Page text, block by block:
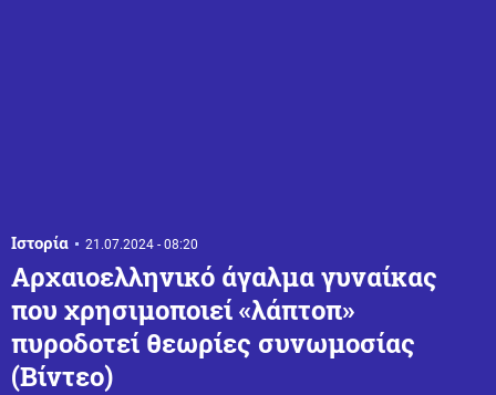
Ιστορία 21.07.2024 - 08:20
Αρχαιοελληνικό άγαλμα γυναίκας
που χρησιμοποιεί «λάπτοπ»
πυροδοτεί θεωρίες συνωμοσίας
(Βίντεο)